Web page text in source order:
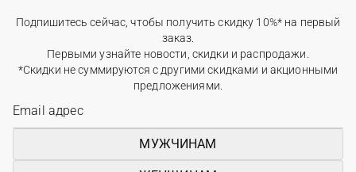
Подпишитесь сейчас, чтобы получить скидку 10%* на первый
заказ.
Первыми узнайте новости, скидки и распродажи.
*Скидки не суммируются с другими скидками и акционными
предложениями.
МУЖЧИНАМ